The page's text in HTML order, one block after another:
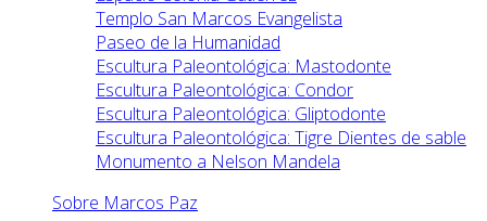
Templo San Marcos Evangelista
Paseo de la Humanidad
Escultura Paleontológica: Mastodonte
Escultura Paleontológica: Condor
Escultura Paleontológica: Gliptodonte
Escultura Paleontológica: Tigre Dientes de sable
Monumento a Nelson Mandela
Sobre Marcos Paz